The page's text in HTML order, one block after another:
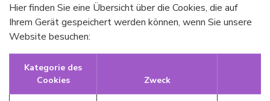
Hier finden Sie eine Übersicht über die Cookies, die auf
Ihrem Gerät gespeichert werden können, wenn Sie unsere
Website besuchen:
Kategorie des
Cookies
Zweck